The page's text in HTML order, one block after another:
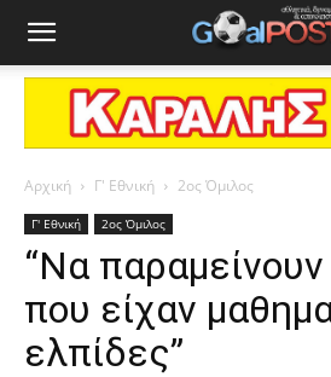
Αρχική Γ' Εθνική 2ος Όμιλος
Γ' Εθνική 2ος Όμιλος
“Να
που είχαν
ελπίδες”